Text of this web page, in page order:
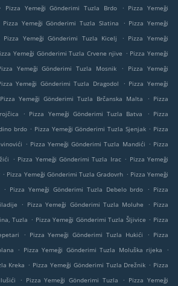
. Pizza Yemeği Gönderimi Tuzla Brdo . Pizza Yemeği
Pizza Yemeği Gönderimi Tuzla Slatina . Pizza Yemeği
Pizza Yemeği Gönderimi Tuzla Kicelj . Pizza Yemeği
Yemeği Gönderimi Tuzla Crvene njive . Pizza Yemeği
Yemeği Gönderimi Tuzla Mosnik .
Pizza Yemeği
Yemeği Gönderimi Tuzla Dragodol . Pizza Yemeği
Pizza Yemeği Gönderimi Tuzla Brčanska Malta . Pizza
. Pizza Yemeği Gönderimi Tuzla Batva . Pizza
brdo . Pizza Yemeği Gönderimi Tuzla Sjenjak . Pizza
. Pizza Yemeği Gönderimi Tuzla Mandići . Pizza
. Pizza Yemeği Gönderimi Tuzla Irac . Pizza Yemeği
. Pizza Yemeği Gönderimi Tuzla Gradovrh . Pizza Yemeği
. Pizza Yemeği Gönderimi Tuzla Debelo brdo . Pizza
. Pizza Yemeği Gönderimi Tuzla Moluhe . Pizza
Tuzla . Pizza Yemeği Gönderimi Tuzla Šljivice . Pizza
. Pizza Yemeği Gönderimi Tuzla Hukići . Pizza
. Pizza Yemeği Gönderimi Tuzla Moluška rijeka
.
Kreka . Pizza Yemeği Gönderimi Tuzla Drežnik . Pizza
. Pizza Yemeği Gönderimi Tuzla . Pizza Yemeği